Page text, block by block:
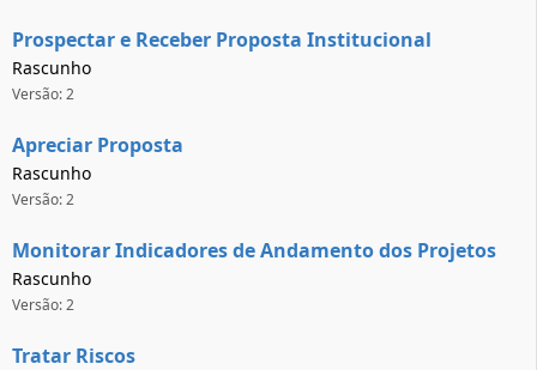
Prospectar e Receber Proposta Institucional
Rascunho
Versão: 2
Apreciar Proposta
Rascunho
Versão: 2
Monitorar Indicadores de Andamento dos Projetos
Rascunho
Versão: 2
Tratar Riscos